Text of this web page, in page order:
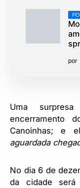
por
Uma
encerramento
Canoinhas; e
aguardada
No dia 6 de
da cidade